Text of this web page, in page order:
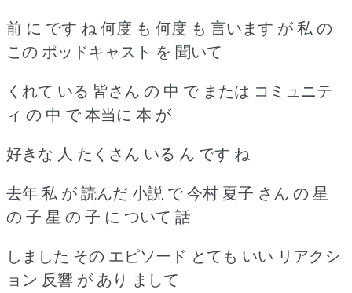
前 に です ね 何度 も 何度 も 言います が 私 の
この ポッドキャスト を 聞いて
くれて いる 皆さん の 中 で または コミュニテ
ィ の 中 で 本当に 本 が
好きな 人 たくさん いる ん です ね
去年 私 が 読んだ 小説 で 今村 夏子 さん の 星
の 子 星 の 子 に ついて 話
しました その エピソード とても いい リアクシ
ョン 反響 が あり まして